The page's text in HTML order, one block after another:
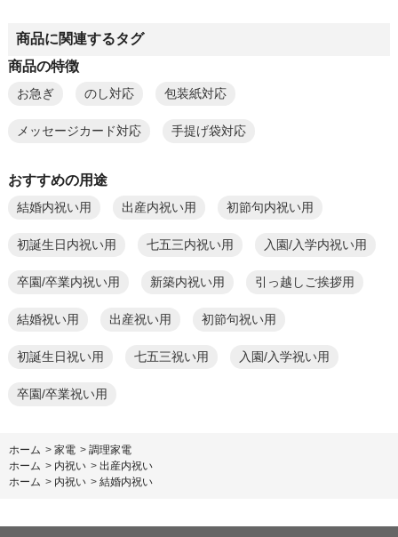
商品に関連するタグ
商品の特徴
お急ぎ のし対応 包装紙対応
メッセージカード対応 手提げ袋対応
おすすめの用途
結婚内祝い用 出産内祝い用 初節句内祝い用
初誕生日内祝い用 七五三内祝い用 入園/入学内祝い用
卒園/卒業内祝い用 新築内祝い用 引っ越しご挨拶用
結婚祝い用 出産祝い用 初節句祝い用
初誕生日祝い用 七五三祝い用 入園/入学祝い用
卒園/卒業祝い用
ホーム > 家電 > 調理家電
ホーム > 内祝い > 出産内祝い
ホーム > 内祝い > 結婚内祝い